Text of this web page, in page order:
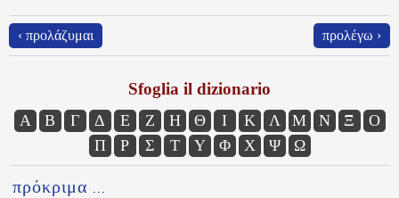
‹ προλάζυμαι προλέγω ›
Sfoglia il dizionario
Α Β Γ Δ Ε Ζ Η Θ Ι Κ Λ Μ Ν Ξ
Ο
Π
Ρ Σ Τ Υ Φ Χ Ψ Ω
πρόκριμα ...